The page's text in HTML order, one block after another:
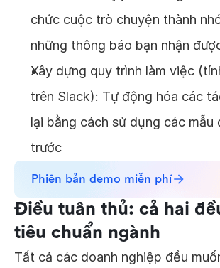
chức cuộc trò chuyện thành
những thông báo bạn nhận
Xây dựng quy trình làm việc
trên Slack): Tự động hóa các
lại bằng cách sử dụng các mẫu
trước
Phiên bản demo miễn phí
Điều tuân thủ: cả hai
tiêu chuẩn ngành
Tất cả các doanh nghiệp đều